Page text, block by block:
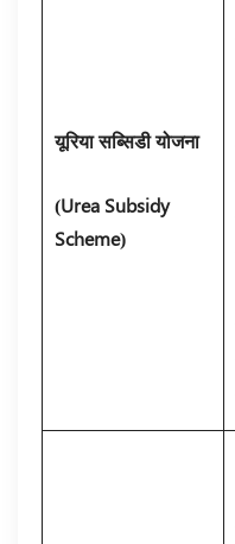
यूरिया सब्सिडी योजना
(Urea Subsidy
Scheme)